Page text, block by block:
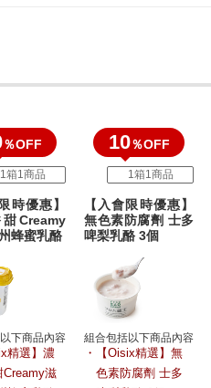
％OFF
1箱1商品
時優惠】
Creamy
蜂蜜乳酪
下商品內容
精選】濃
Creamy滋
10％OFF
1箱1商品
【入會限時優惠】
無色素防腐劑 士多
啤梨乳酪 3個
組合包括以下商品內容
【Oisix精選】無
色素防腐劑 士多